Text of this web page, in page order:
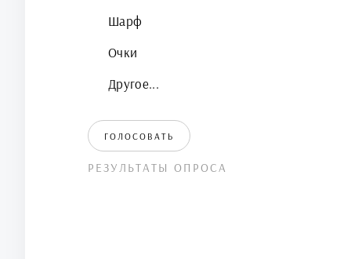
Шарф
Очки
Другое...
ГОЛОСОВАТЬ
РЕЗУЛЬТАТЫ ОПРОСА